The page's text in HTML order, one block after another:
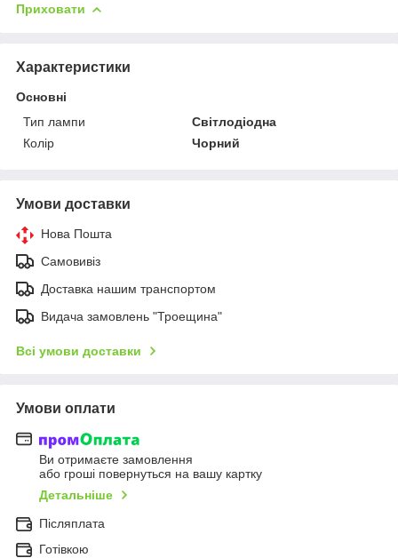
Приховати
Характеристики
Основні
Тип лампи
Світлодіодна
Колір
Чорний
Умови доставки
Нова Пошта
Самовивіз
Доставка нашим транспортом
Видача замовлень "Троещина"
Всі умови доставки
Умови оплати
Ви отримаєте замовлення
або гроші повернуться на вашу картку
Детальніше
Післяплата
Готівкою